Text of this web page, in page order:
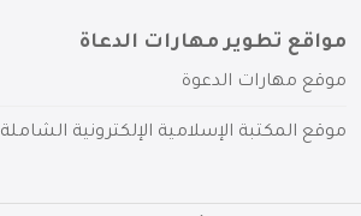
مواقع تطوير مهارات الدعاة
موقع مهارات الدعوة
موقع المكتبة الإسلامية الإلكترونية الشاملة